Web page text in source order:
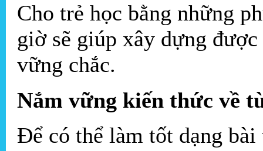
Cho trẻ học bằng những
giờ sẽ giúp xây dựng
vững chắc.
Nắm vững kiến thức về
Để có thể làm tốt dạng bài